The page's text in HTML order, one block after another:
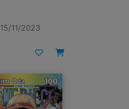
15/11/2023